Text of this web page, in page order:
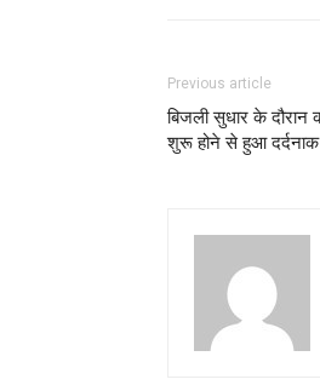
Previous article
बिजली सुधार के दौरान
शुरू होने से हुआ दर्दनाक